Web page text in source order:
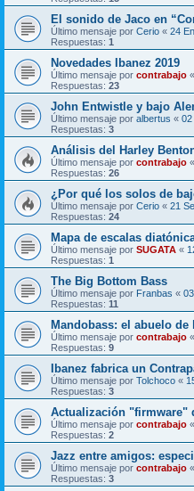
El sonido de Jaco en
Último mensaje por Cerio « 24
Respuestas: 1
Novedades Ibanez 2019
Último mensaje por contrabajo «
Respuestas: 23
John Entwistle y bajo
Último mensaje por albertus « 02
Respuestas: 3
Análisis del Harley
Último mensaje por contrabajo «
Respuestas: 26
¿Por qué los solos de
Último mensaje por Cerio « 21
Respuestas: 24
Mapa de escalas
Último mensaje por SUGATA «
Respuestas: 1
The Big Bottom Bass
Último mensaje por Franbas «
Respuestas: 11
Mandobass: el abuelo
Último mensaje por contrabajo «
Respuestas: 9
Ibanez fabrica un
Último mensaje por Tolchoco «
Respuestas: 3
Actualización "firmware"
Último mensaje por contrabajo «
Respuestas: 2
Jazz entre amigos:
Último mensaje por contrabajo «
Respuestas: 3